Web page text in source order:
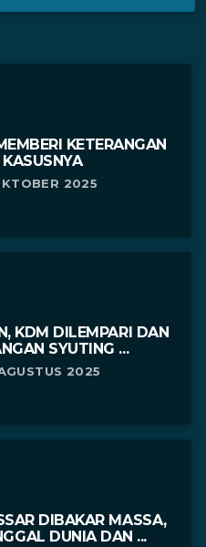
KETERANGAN
KASUSNYA
2025
KDM DILEMPARI DAN
SYUTING ...
2025
DIBAKAR MASSA,
DUNIA DAN ...